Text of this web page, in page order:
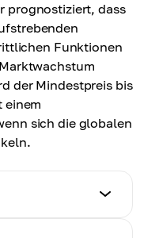
prognostiziert, dass
Funktionen
der Mindestpreis bis
einem
sich die globalen